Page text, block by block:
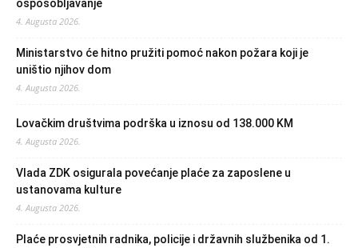
osposobljavanje
4. Augusta 2026.
Ministarstvo će hitno pružiti pomoć nakon požara koji je
uništio njihov dom
4. Augusta 2026.
Lovačkim društvima podrška u iznosu od 138.000 KM
4. Augusta 2026.
Vlada ZDK osigurala povećanje plaće za zaposlene u
ustanovama kulture
4. Augusta 2026.
Plaće prosvjetnih radnika, policije i državnih službenika od 1.